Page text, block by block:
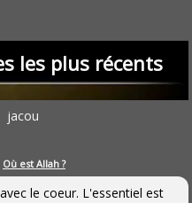
les plus récents
jacou
Où est Allah ?
le coeur. L'essentiel est